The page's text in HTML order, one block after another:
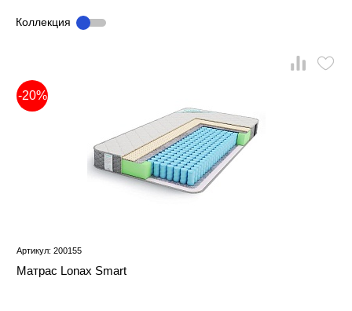
Коллекция
-20%
Артикул: 200155
Матрас Lonax Smart